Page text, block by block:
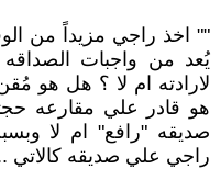
"" اخذ راجي مزيداً من
يُعد من واجبات
لارادته ام لا ؟ هل هو
هو قادر علي مقارعه
صديقه "رافع" ام لا
راجي علي صديقه كالاتي